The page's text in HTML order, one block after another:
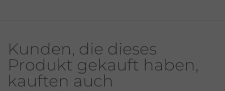
Kunden, die dieses
Produkt gekauft haben,
kauften auch